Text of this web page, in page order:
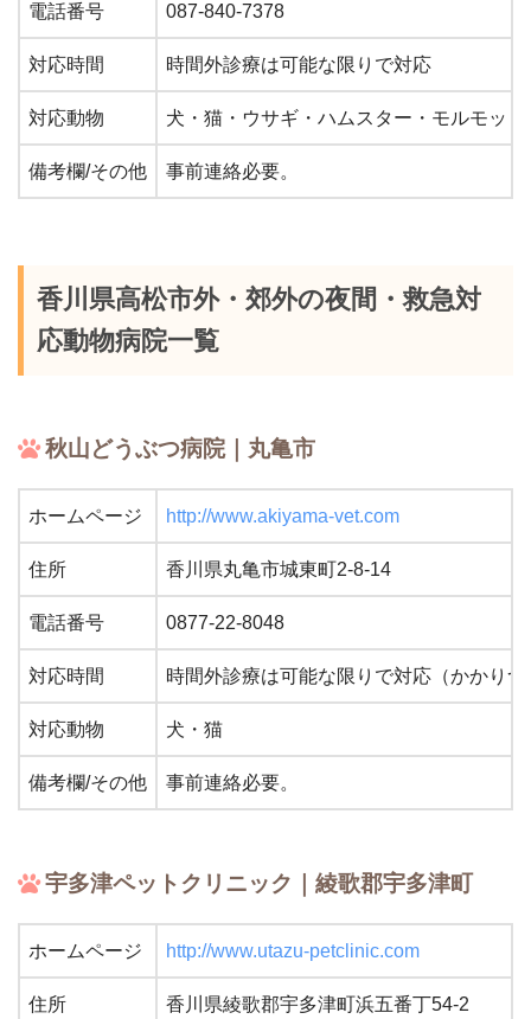
電話番号 087-840-7378
対応時間 時間外診療は可能な限りで対応
対応動物 犬・猫・ウサギ・ハムスター・モルモッ
備考欄/その他 事前連絡必要。
香川県高松市外・郊外の夜間・救急対
応動物病院一覧
秋山どうぶつ病院｜丸亀市
ホームページ http://www.akiyama-vet.com
住所 香川県丸亀市城東町2-8-14
電話番号 0877-22-8048
対応時間 時間外診療は可能な限りで対応（かかり
対応動物 犬・猫
備考欄/その他 事前連絡必要。
宇多津ペットクリニック｜綾歌郡宇多津町
ホームページ http://www.utazu-petclinic.com
住所 香川県綾歌郡宇多津町浜五番丁54-2